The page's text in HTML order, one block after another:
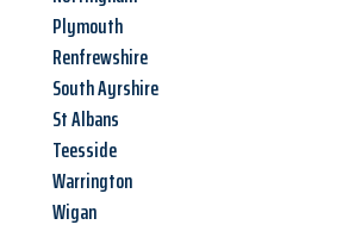
Plymouth
Renfrewshire
South Ayrshire
St Albans
Teesside
Warrington
Wigan